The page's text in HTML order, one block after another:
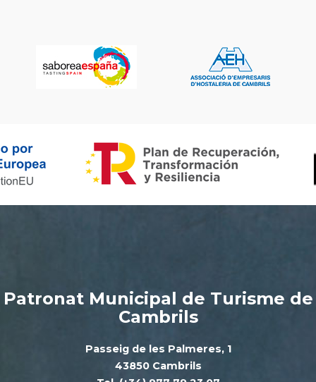
Patronat Municipal de Turisme de
Cambrils
Passeig de les Palmeres, 1
43850 Cambrils